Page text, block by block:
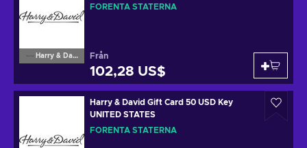
Harry & David
FÖRENTA STATERNA
Från
102,28 US$
Harry & David Gift Card 50 USD Key
UNITED STATES
FÖRENTA STATERNA